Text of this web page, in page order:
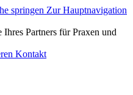
springen Zur Hauptnavigation
Partners für Praxen und
Kontakt